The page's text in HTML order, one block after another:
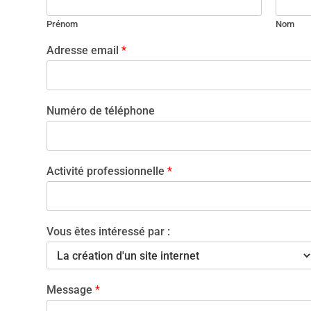
m
Prénom Nom
Adresse email*
Numéro de téléphone
Activité professionnelle*
Vous êtes intéressé par :
Message*